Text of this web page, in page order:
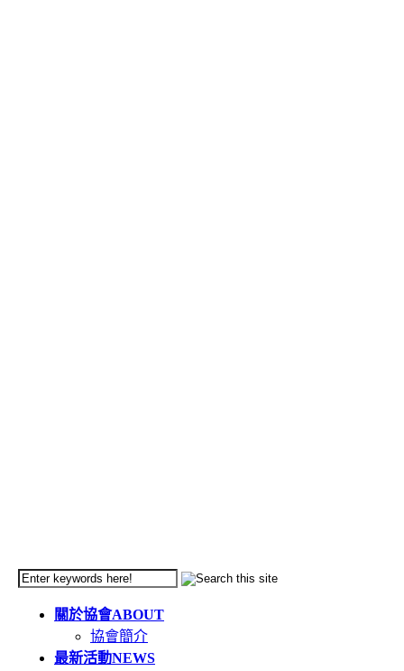
關於協會ABOUT
協會簡介
最新活動NEWS